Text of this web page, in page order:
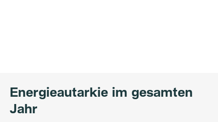
Energieautarkie im gesamten
Jahr